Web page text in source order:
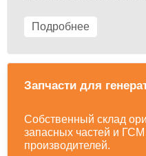
Подробнее
Запчасти для
Собственный склад
запасных частей и
производителей.